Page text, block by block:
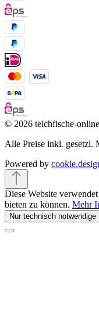
© 2026 teichfische-
Alle Preise inkl. gesetzl.
Powered by
Diese Website
bieten zu können. Mehr
Nur technisch notwendige